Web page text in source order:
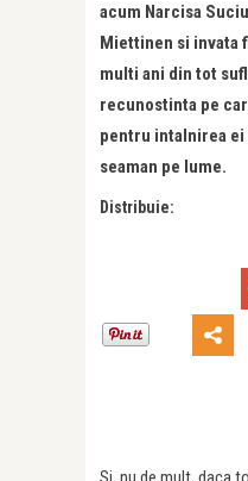
acum Narcisa
Miettinen si invata
multi ani din tot
recunostinta pe
pentru intalnirea
seaman pe lume.
Distribuie: